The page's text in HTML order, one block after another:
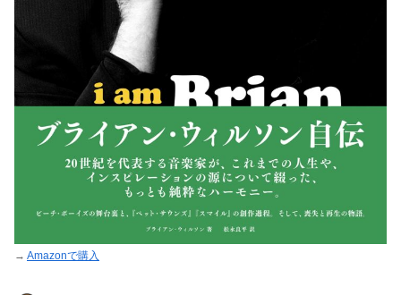
→ Amazonで購入